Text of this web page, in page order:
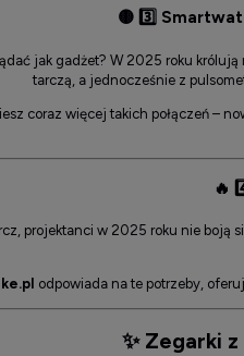
🟡 3️⃣
jak gadżet? W 2025 roku
tarczą, a jednocześnie z
coraz więcej takich połączeń –
🔥
projektanci w 2025 roku nie boją
odpowiada na te potrzeby,
✨ Zegarki z